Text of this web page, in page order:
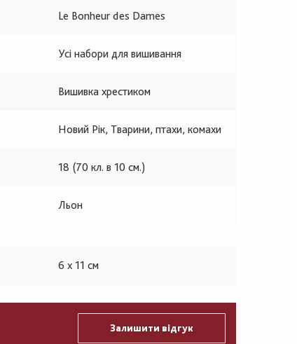
Le Bonheur des Dames
Усі набори для вишивання
Вишивка хрестиком
Новий Рік, Тварини, птахи, комахи
18 (70 кл. в 10 см.)
Льон
6 х 11 см
Залишити відгук